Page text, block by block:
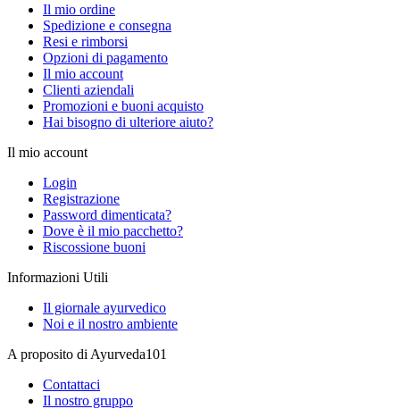
Il mio ordine
Spedizione e consegna
Resi e rimborsi
Opzioni di pagamento
Il mio account
Clienti aziendali
Promozioni e buoni acquisto
Hai bisogno di ulteriore aiuto?
Il mio account
Login
Registrazione
Password dimenticata?
Dove è il mio pacchetto?
Riscossione buoni
Informazioni Utili
Il giornale ayurvedico
Noi e il nostro ambiente
A proposito di Ayurveda101
Contattaci
Il nostro gruppo